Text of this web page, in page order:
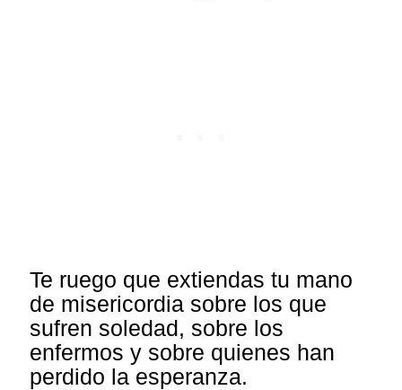
Te ruego que extiendas tu mano
de misericordia sobre los que
sufren soledad, sobre los
enfermos y sobre quienes han
perdido la esperanza.